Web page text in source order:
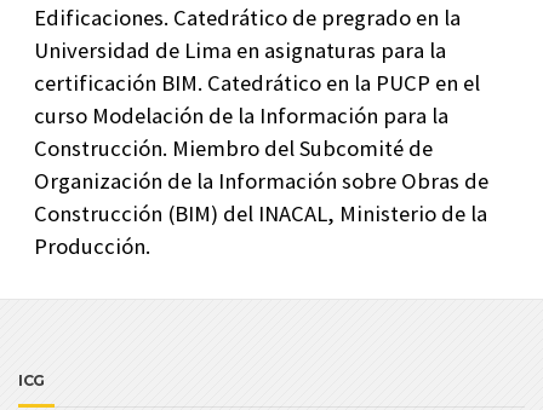
Edificaciones. Catedrático de pregrado en la
Universidad de Lima en asignaturas para la
certificación BIM. Catedrático en la PUCP en el
curso Modelación de la Información para la
Construcción. Miembro del Subcomité de
Organización de la Información sobre Obras de
Construcción (BIM) del INACAL, Ministerio de la
Producción.
ICG